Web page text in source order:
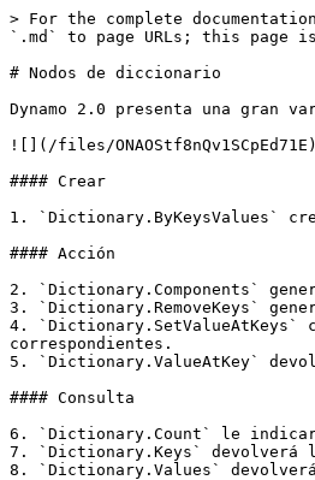
> For the complete
`.md` to page URLs; this page
# Nodos de diccionario
Dynamo 2.0 presenta una gran
![](/files/ONAOStf8nQv1SCpEd71E)
#### Crear
1. `Dictionary.ByKeysValues`
#### Acción
2. `Dictionary.Components`
3. `Dictionary.RemoveKeys`
4.
correspondientes.
5. `Dictionary.ValueAtKey`
#### Consulta
6. `Dictionary.Count` le
7. `Dictionary.Keys` devolverá
8. `Dictionary.Values`